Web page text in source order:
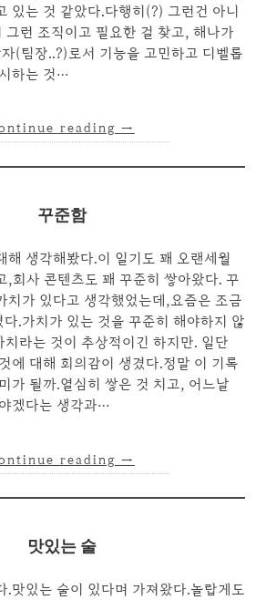
있는 것 같았다.다행히(?) 그런건 아니
그런 조직이고 필요한 걸 찾고, 해나가
(팀장..?)로서 기능을 고민하고 디벨롭
하는 것…
reading →
꾸준함
해 생각해봤다.이 일기도 꽤 오랜세월
,회사 콘텐츠도 꽤 꾸준히 쌓아왔다. 꾸
치가 있다고 생각했었는데,요즘은 조금
.가치가 있는 것을 꾸준히 해야하지 않
치라는 것이 추상적이긴 하지만. 일단
에 대해 회의감이 생겼다.정말 이 기록
가 될까.열심히 쌓은 것 치고, 어느날
겠다는 생각과…
reading →
맛있는 술
.맛있는 술이 있다며 가져왔다.놀랍게도